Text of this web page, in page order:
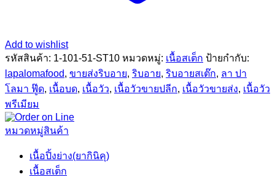
Add to wishlist
รหัสสินค้า: 1-101-51-ST10 หมวดหมู่: เนื้อสเต็ก ป้ายกำกับ:
lapalomafood, ขายส่งริบอาย, ริบอาย, ริบอายสเต๊ก, ลา ปา
โลมา ฟู๊ด, เนื้อบด, เนื้อวัว, เนื้อวัวขายปลีก, เนื้อวัวขายส่ง, เนื้อวัว
พรีเมียม
หมวดหมู่สินค้า
เนื้อปิ้งย่าง(ยากินิคุ)
เนื้อสเต็ก